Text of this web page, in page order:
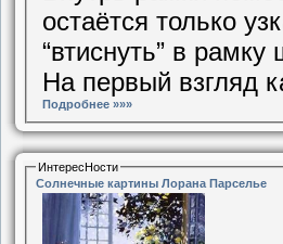
остаётся только
“втиснуть” в
На первый взгляд
Подробнее »»»
ИнтересНости
Солнечные картины Лорана Парселье